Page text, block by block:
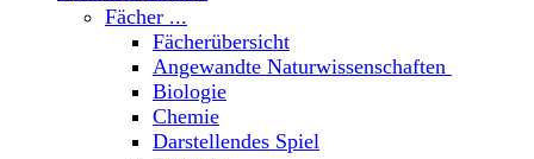
Fächer ...
Fächerübersicht
Angewandte Naturwissenschaften
Biologie
Chemie
Darstellendes Spiel